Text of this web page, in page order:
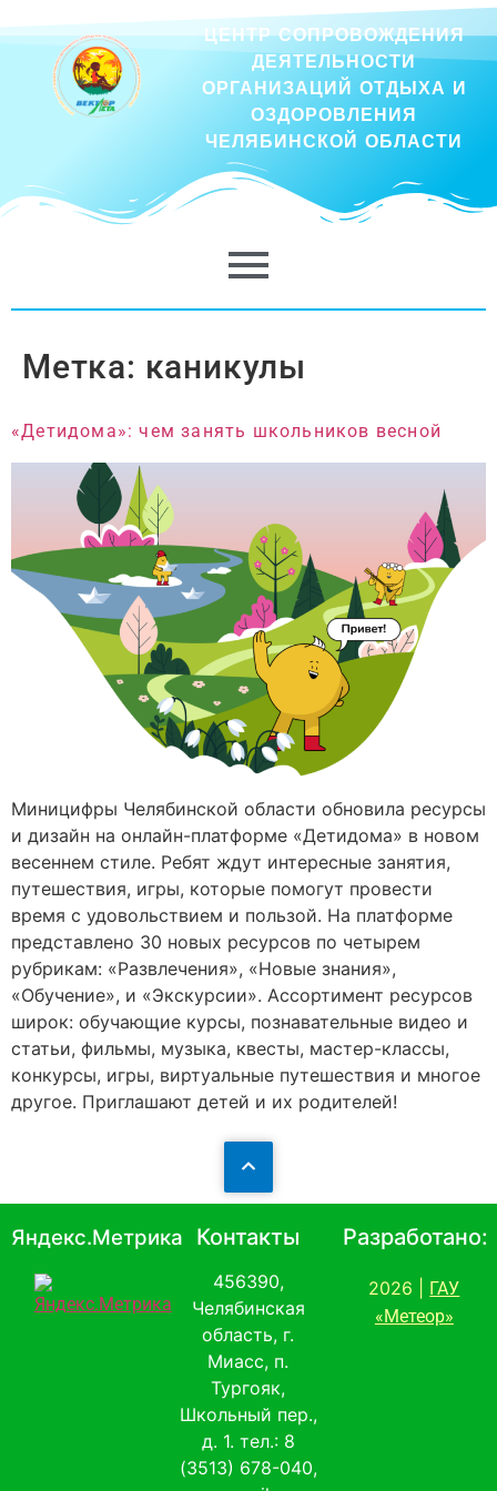
ЦЕНТР СОПРОВОЖДЕНИЯ
ДЕЯТЕЛЬНОСТИ
ОРГАНИЗАЦИЙ ОТДЫХА И
ОЗДОРОВЛЕНИЯ
ЧЕЛЯБИНСКОЙ ОБЛАСТИ
Метка: каникулы
«Детидома»: чем занять школьников весной
Миницифры Челябинской области обновила ресурсы
и дизайн на онлайн-платформе «Детидома» в новом
весеннем стиле. Ребят ждут интересные занятия,
путешествия, игры, которые помогут провести
время с удовольствием и пользой. На платформе
представлено 30 новых ресурсов по четырем
рубрикам: «Развлечения», «Новые знания»,
«Обучение», и «Экскурсии». Ассортимент ресурсов
широк: обучающие курсы, познавательные видео и
статьи, фильмы, музыка, квесты, мастер-классы,
конкурсы, игры, виртуальные путешествия и многое
другое. Приглашают детей и их родителей!
Яндекс.Метрика Контакты
456390,
Челябинская
область, г.
Миасс, п.
Тургояк,
Школьный пер.,
д. 1. тел.: 8
(3513) 678-040,
Разработано:
2026 |
ГАУ
«Метеор»